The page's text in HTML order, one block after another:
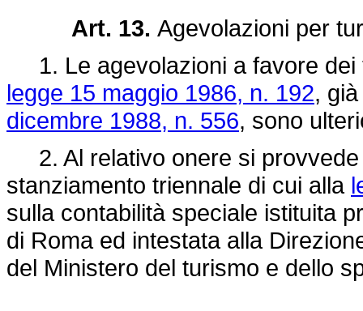
Art. 13. Agevolazioni per
1. Le agevolazioni a favore dei
legge 15 maggio 1986, n. 192,
dicembre 1988, n. 556, sono
2. Al relativo onere si provvede
stanziamento triennale di cui alla
sulla contabilità speciale istituita
di Roma ed intestata alla
del Ministero del turismo e dello